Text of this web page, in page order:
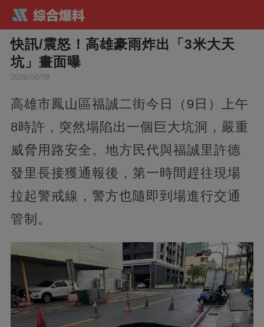
快訊/震怒！高雄豪雨炸出「3米大天
坑」畫面曝
2026/06/09
高雄市鳳山區福誠二街今日（9日）上午
8時許，突然塌陷出一個巨大坑洞，嚴重
威脅用路安全。地方民代與福誠里許德
發里長接獲通報後，第一時間趕往現場
拉起警戒線，警方也隨即到場進行交通
管制。